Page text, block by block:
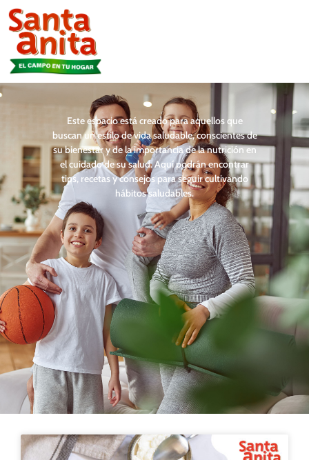
Este espacio está creado para aquellos que
buscan un estilo de vida saludable, conscientes de
su bienestar y de la importancia de la nutrición en
el cuidado de su salud. Aquí podrán encontrar
tips, recetas y consejos para seguir cultivando
hábitos saludables.